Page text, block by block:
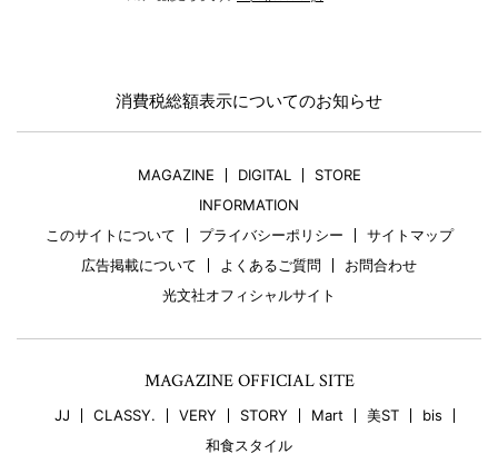
消費税総額表示についてのお知らせ
MAGAZINE DIGITAL
STORE
INFORMATION
このサイトについて
プライバシーポリシー
サイトマップ
広告掲載について
よくあるご質問
お問合わせ
光文社オフィシャルサイト
MAGAZINE OFFICIAL SITE
JJ CLASSY. VERY STORY Mart 美ST
bis
和食スタイル